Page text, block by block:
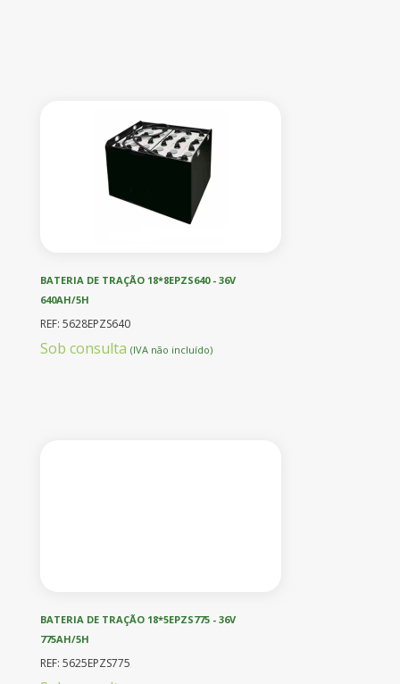
BATERIA DE TRAÇÃO 18*8EPZS640 - 36V
640AH/5H
REF: 5628EPZS640
Sob consulta (IVA não incluído)
BATERIA DE TRAÇÃO 18*5EPZS775 - 36V
775AH/5H
REF: 5625EPZS775